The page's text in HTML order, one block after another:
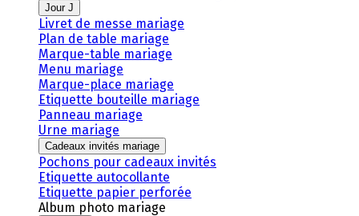
Jour J
Livret de messe mariage
Plan de table mariage
Marque-table mariage
Menu mariage
Marque-place mariage
Etiquette bouteille mariage
Panneau mariage
Urne mariage
Cadeaux invités mariage
Pochons pour cadeaux invités
Etiquette autocollante
Etiquette papier perforée
Album photo mariage